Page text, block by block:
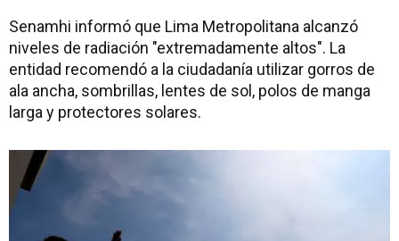
Senamhi informó que Lima Metropolitana alcanzó
niveles de radiación "extremadamente altos". La
entidad recomendó a la ciudadanía utilizar gorros de
ala ancha, sombrillas, lentes de sol, polos de manga
larga y protectores solares.